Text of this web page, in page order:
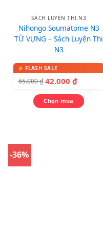
SÁCH LUYỆN THI N3
Nihongo Soumatome N3
TỪ VỰNG – Sách Luyện Thi
N3
65.000₫ 42.000 ₫
Chọn mua
-36%